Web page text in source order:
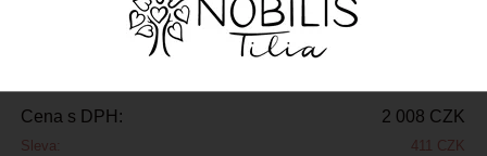
Přidat do oblíbených
Cena s DPH: 2 008 CZK
Sleva:
411 CZK